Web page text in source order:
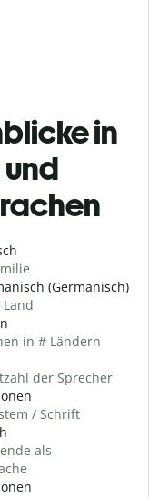
in
und
(Germanisch)
in # Ländern
der Sprecher
/ Schrift
als